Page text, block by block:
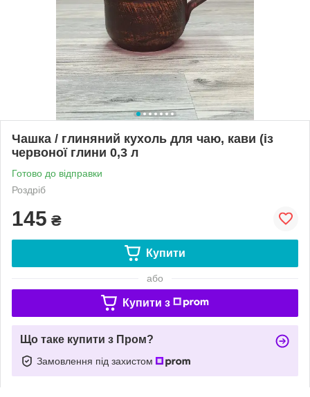
Чашка / глиняний кухоль для чаю, кави (із
червоної глини 0,3 л
Готово до відправки
Роздріб
145 ₴
Купити
або
Купити з
Що таке купити з Пром?
Замовлення під захистом